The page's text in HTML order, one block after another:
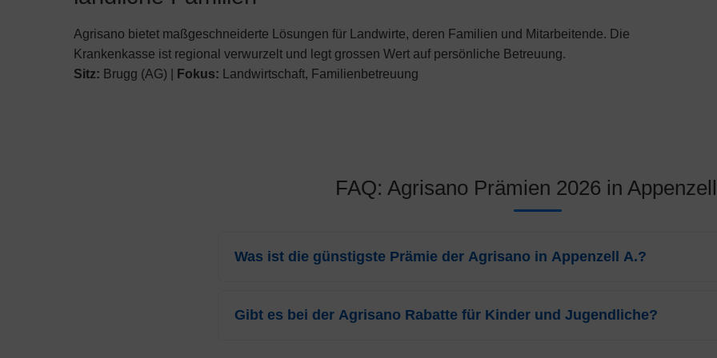
Agrisano bietet maßgeschneiderte Lösungen für Landwirte, deren Familien und Mitarbeitende. Die
Krankenkasse ist regional verwurzelt und legt grossen Wert auf persönliche Betreuung.
Sitz: Brugg (AG) | Fokus: Landwirtschaft, Familienbetreuung
FAQ: Agrisano Prämien 2026 in
Was ist die günstigste Prämie der Agrisano in Appenzell A.?
Monat. Dieser Tarif bezieht sich auf das Weitere-Modell (AGRIsmart) mit der höchsten
Gibt es bei der Agrisano Rabatte für Kinder und Jugendliche?